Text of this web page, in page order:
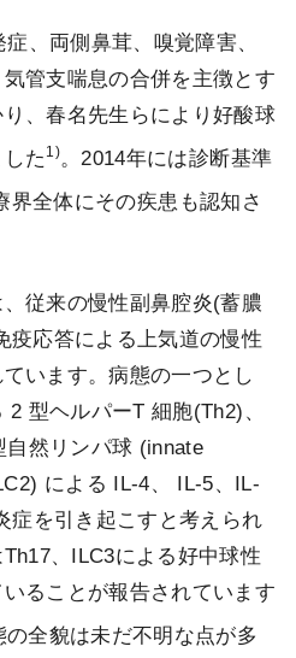
、両側鼻茸、嗅覚障害、
管支喘息の合併を主徴とす
、春名先生らにより好酸球
た 1)。2014年には診断基準
界全体にその疾患も認知さ
従来の慢性副鼻腔炎(蓄膿
疫応答による上気道の慢性
います。病態の一つとし
型ヘルパーT 細胞(Th2)、
自然リンパ球 (innate
による IL-4、 IL-5、IL-
症を引き起こすと考えられ
、ILC3による好中球性
ることが報告されています
全貌は未だ不明な点が多